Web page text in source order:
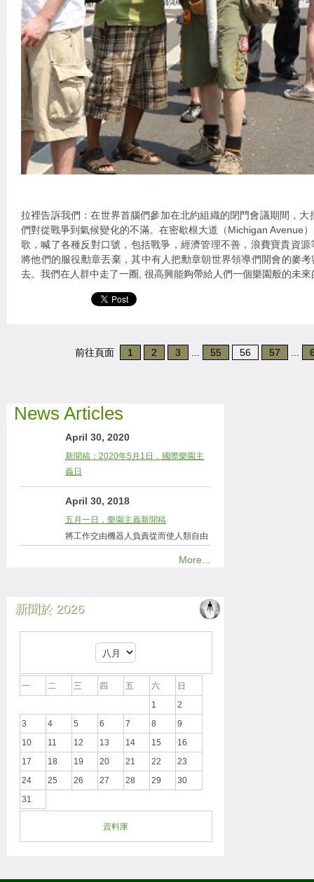
拉裡告訴我們：在世界首腦們參加在北約組織的閉門會議期間，
們對從戰爭到氣候變化的不滿。在密歇根大道（Michigan Avenue
歌，喊了各種反對口號，包括戰爭，經濟管理不善，浪費寶貴資
將他們的服役勳章丟棄，其中有人把勳章朝世界領導們開會的麥
去。我們在人群中走了一圈, 很高興能夠帶給人們一個樂園般的未
前往頁面 1 2 3 55 56 57
News Articles
April 30, 2020
新聞稿：2020年5月1日，國際樂園主
義日
April 30, 2018
五月一日，樂園主義新聞稿
將工作交由機器人負責從而使人類自由
More...
新聞於 2026
一 二 三 四 五 六
日
1
2
3
4 5 6 7 8
9
10
11 12 13 14 15
16
17
18 19 20 21 22
23
24
25 26 27 28 29
30
31
資料庫